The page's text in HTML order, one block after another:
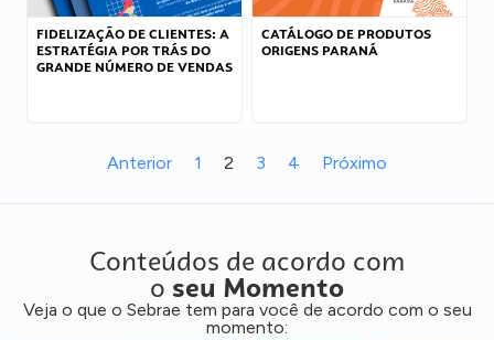
FIDELIZAÇÃO DE CLIENTES: A
ESTRATÉGIA POR TRÁS DO
GRANDE NÚMERO DE VENDAS
CATÁLOGO DE PRODUTOS
ORIGENS PARANÁ
Anterior 1 2 3 4 Próximo
Conteúdos de acordo com
o seu Momento
Veja o que o Sebrae tem para você de acordo com o seu
momento: